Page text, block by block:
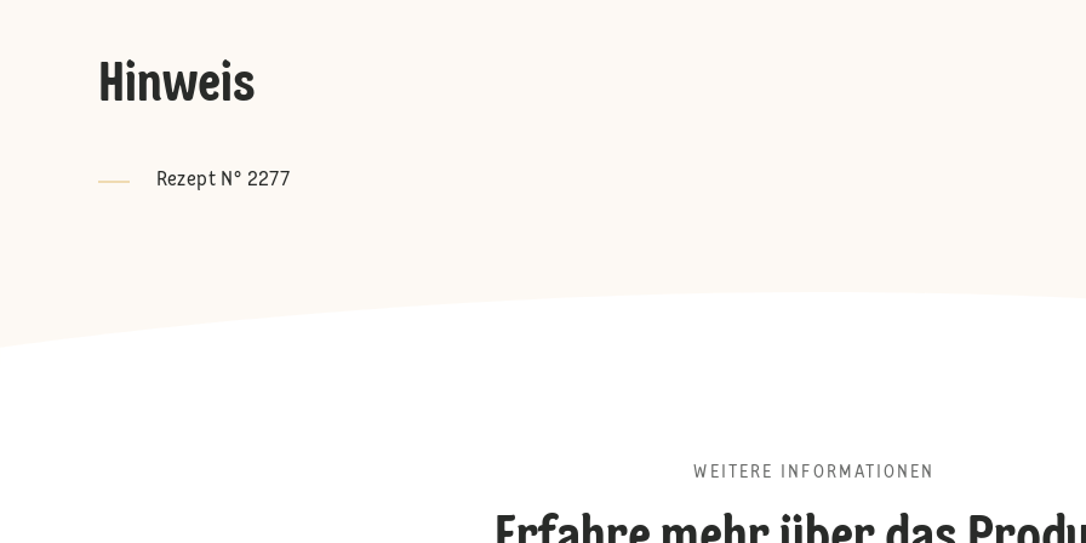
Hinweis
Rezept N° 2277
WEITERE INFORMATIONEN